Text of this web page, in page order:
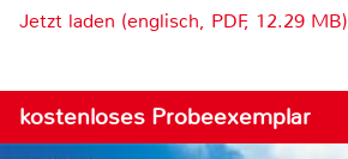
Jetzt laden (englisch, PDF, 12.29 MB)
kostenloses Probeexemplar